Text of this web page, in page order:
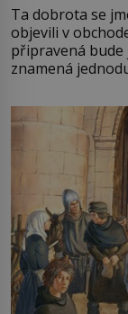
Ta dobrota se
objevili v
připravená bude
znamená
pře hned
Francie, kde se